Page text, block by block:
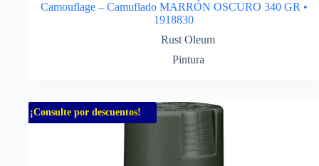
Camouflage – Camuflado MARRÓN OSCURO 340 GR •
1918830
Rust Oleum
Pintura
¡Consulte por descuentos!